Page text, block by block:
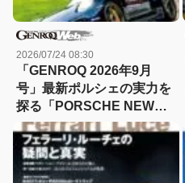
2026/07/24 08:30
「GENROQ 2026年9月
号」最新ポルシェの実力を
探る「PORSCHE NEW
ERA」